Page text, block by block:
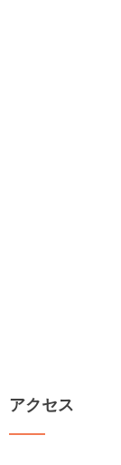
アクセス